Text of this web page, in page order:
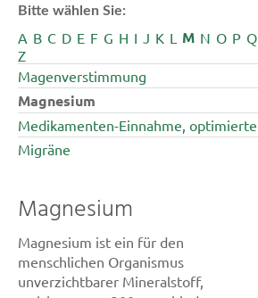
Bitte wählen Sie:
A B C D E F G H I J K L M N O P Q
Z
Magenverstimmung
Magnesium
Medikamenten-Einnahme, optimierte
Migräne
Magnesium
Magnesium ist ein für den
menschlichen Organismus
unverzichtbarer Mineralstoff,